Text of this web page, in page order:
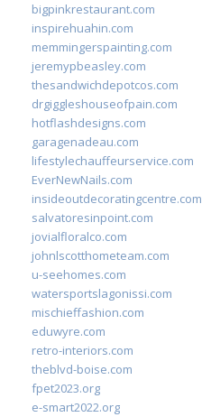
bigpinkrestaurant.com
inspirehuahin.com
memmingerspainting.com
jeremypbeasley.com
thesandwichdepotcos.com
drgiggleshouseofpain.com
hotflashdesigns.com
garagenadeau.com
lifestylechauffeurservice.com
EverNewNails.com
insideoutdecoratingcentre.com
salvatoresinpoint.com
jovialfloralco.com
johnlscotthometeam.com
u-seehomes.com
watersportslagonissi.com
mischieffashion.com
eduwyre.com
retro-interiors.com
theblvd-boise.com
fpet2023.org
e-smart2022.org